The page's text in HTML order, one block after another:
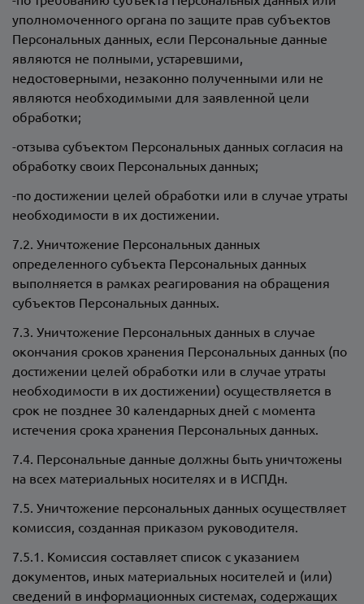
уполномоченного органа по защите прав субъектов
Персональных данных, если Персональные данные
являются не полными, устаревшими,
недостоверными, незаконно полученными или не
являются необходимыми для заявленной цели
обработки;
-отзыва субъектом Персональных данных согласия на
обработку своих Персональных данных;
-по достижении целей обработки или в случае утраты
необходимости в их достижении.
7.2. Уничтожение Персональных данных
определенного субъекта Персональных данных
выполняется в рамках реагирования на обращения
субъектов Персональных данных.
7.3. Уничтожение Персональных данных в случае
окончания сроков хранения Персональных данных (по
достижении целей обработки или в случае утраты
необходимости в их достижении) осуществляется в
срок не позднее 30 календарных дней с момента
истечения срока хранения Персональных данных.
7.4. Персональные данные должны быть уничтожены
на всех материальных носителях и в ИСПДн.
7.5. Уничтожение персональных данных осуществляет
комиссия, созданная приказом руководителя.
7.5.1. Комиссия составляет список с указанием
документов, иных материальных носителей и (или)
сведений в информационных системах, содержащих